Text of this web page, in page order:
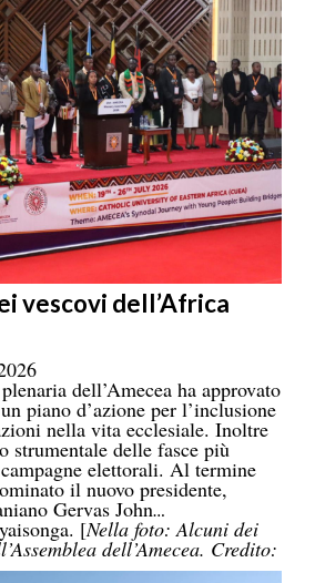
vescovi dell’Africa
dell’Amecea ha approvato
piano d’azione per l’inclusione
nella vita ecclesiale. Inoltre
strumentale delle fasce più
elettorali. Al termine
il nuovo presidente,
Gervas John
[Nella foto: Alcuni dei
dell’Amecea. Credito: